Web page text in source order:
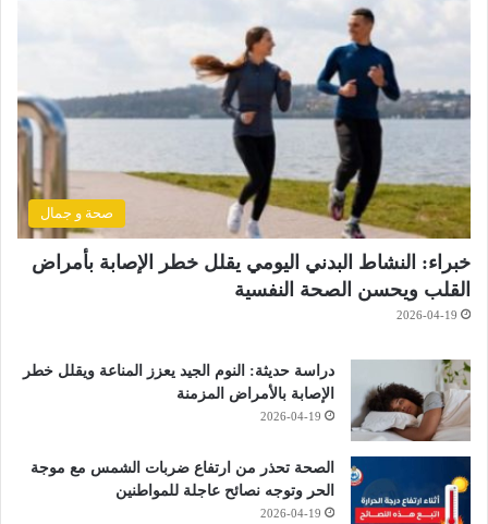
صحة و جمال
خبراء: النشاط البدني اليومي يقلل خطر الإصابة بأمراض
القلب ويحسن الصحة النفسية
2026-04-19
دراسة حديثة: النوم الجيد يعزز المناعة ويقلل خطر
الإصابة بالأمراض المزمنة
2026-04-19
الصحة تحذر من ارتفاع ضربات الشمس مع موجة
الحر وتوجه نصائح عاجلة للمواطنين
2026-04-19